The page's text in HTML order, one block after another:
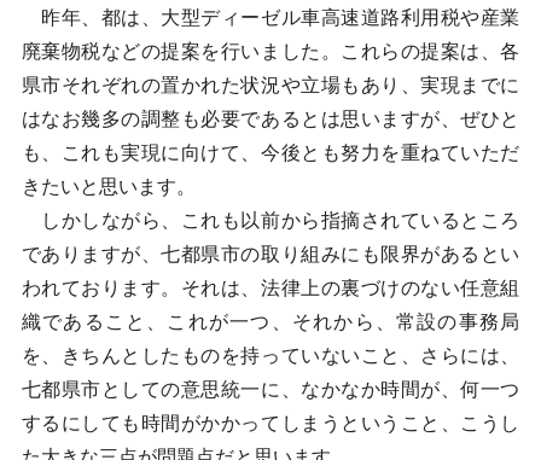
昨年、都は、大型ディーゼル車高速道路利用税や産業
廃棄物税などの提案を行いました。これらの提案は、各
県市それぞれの置かれた状況や立場もあり、実現までに
はなお幾多の調整も必要であるとは思いますが、ぜひと
も、これも実現に向けて、今後とも努力を重ねていただ
きたいと思います。
しかしながら、これも以前から指摘されているところ
でありますが、七都県市の取り組みにも限界があるとい
われております。それは、法律上の裏づけのない任意組
織であること、これが一つ、それから、常設の事務局
を、きちんとしたものを持っていないこと、さらには、
七都県市としての意思統一に、なかなか時間が、何一つ
するにしても時間がかかってしまうということ、こうし